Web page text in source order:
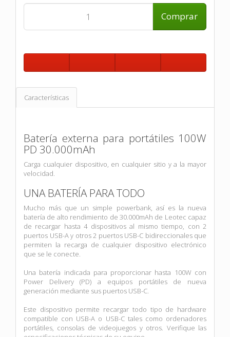
Comprar
Características
Batería externa para portátiles 100W
PD 30.000mAh
Carga cualquier dispositivo, en cualquier sitio y a la mayor
velocidad.
UNA BATERÍA PARA TODO
Mucho más que un simple powerbank, así es la nueva
batería de alto rendimiento de 30.000mAh de Leotec capaz
de recargar hasta 4 dispositivos al mismo tiempo, con 2
puertos USB-A y otros 2 puertos USB-C bidireccionales que
permiten la recarga de cualquier dispositivo electrónico
que se le conecte.
Una batería indicada para proporcionar hasta 100W con
Power Delivery (PD) a equipos portátiles de nueva
generación mediante sus puertos USB-C.
Este dispositivo permite recargar todo tipo de hardware
compatible con USB-A o USB-C tales como ordenadores
portátiles, consolas de videojuegos y otros. Verifique las